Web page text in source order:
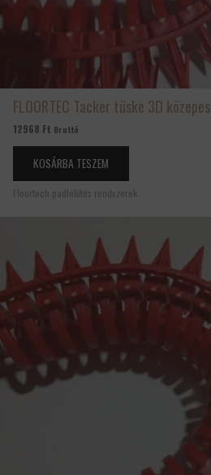
FLOORTEC Tacker tüske 3D közepes
12968 Ft Bruttó
KOSÁRBA TESZEM
Floortech padlófűtés rendszerek